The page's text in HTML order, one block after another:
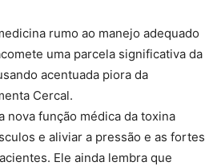
rumo ao manejo adequado
uma parcela significativa da
acentuada piora da
Cercal.
nova função médica da toxina
e aliviar a pressão e as fortes
Ele ainda lembra que